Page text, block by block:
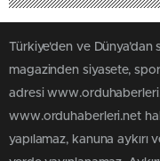
Türkiye'den ve Dünya’dan
magazinden siyasete,
adresi
www.orduhaberleri.net
yapılamaz, kanuna